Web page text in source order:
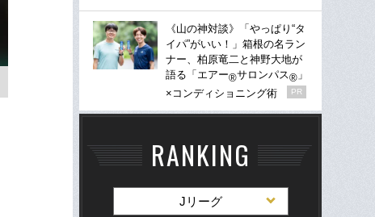
《山の神対談》「やっぱり“タ
イパ”がいい！」箱根の名ラン
ナー、柏原竜二と神野大地が
語る「エアー®サロンパス® 」
×コンディショニング術
PR
RANKING
Jリーグ